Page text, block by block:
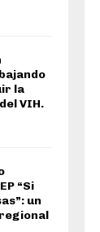
la
VIH.
“Si
un